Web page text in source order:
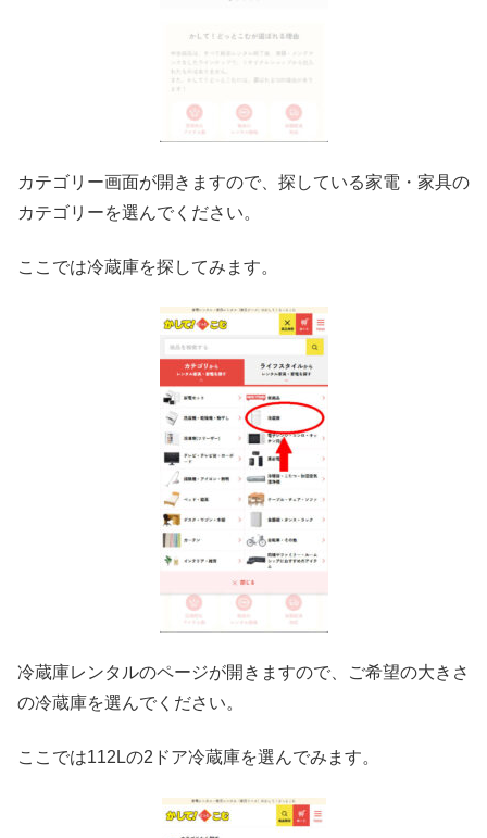
カテゴリー画面が開きますので、探している家電・家具の
カテゴリーを選んでください。
ここでは冷蔵庫を探してみます。
冷蔵庫レンタルのページが開きますので、ご希望の大きさ
の冷蔵庫を選んでください。
ここでは112Lの2ドア冷蔵庫を選んでみます。